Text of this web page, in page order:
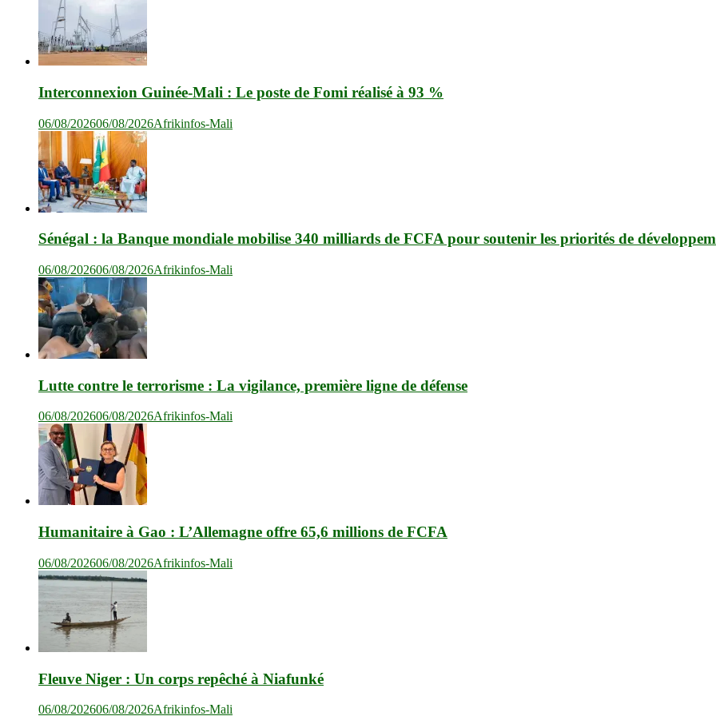
Interconnexion Guinée-Mali : Le poste de Fomi réalisé à 93 %
06/08/202606/08/2026Afrikinfos-Mali
Sénégal : la Banque mondiale mobilise 340 milliards de FCFA pour soutenir les priorités de
06/08/202606/08/2026Afrikinfos-Mali
Lutte contre le terrorisme : La vigilance, première ligne de défense
06/08/202606/08/2026Afrikinfos-Mali
Humanitaire à Gao : L’Allemagne offre 65,6 millions de FCFA
06/08/202606/08/2026Afrikinfos-Mali
Fleuve Niger : Un corps repêché à Niafunké
06/08/202606/08/2026Afrikinfos-Mali